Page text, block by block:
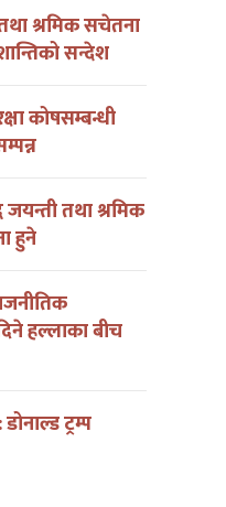
श्रमिक सचेतना
शान्तिको सन्देश
कोषसम्बन्धी
तथा श्रमिक
हुने
हल्लाका बीच
ट्रम्प